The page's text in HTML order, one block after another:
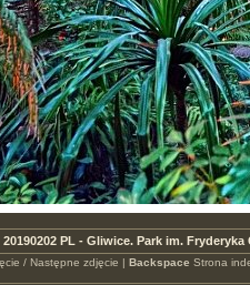
20190202 PL - Gliwice. Park im.
/ Następne zdjęcie | Backspace Strona